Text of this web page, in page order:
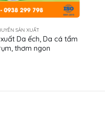
SẢN XUẤT
Da ếch, Da cá tẩm
thơm ngon